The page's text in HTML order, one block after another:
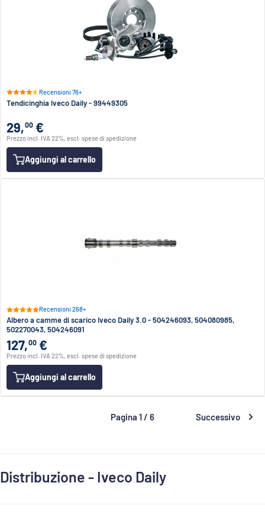
Recensioni 76+
Tendicinghia Iveco Daily - 99449305
29,00 €
Prezzo incl. IVA 22%, escl. spese di spedizione
Aggiungi al carrello
Recensioni 268+
Albero a camme di scarico Iveco Daily 3.0 - 504246093, 504080985,
502270043, 504246091
127,00 €
Prezzo incl. IVA 22%, escl. spese di spedizione
Aggiungi al carrello
Pagina 1 / 6 Successivo
Distribuzione - Iveco Daily